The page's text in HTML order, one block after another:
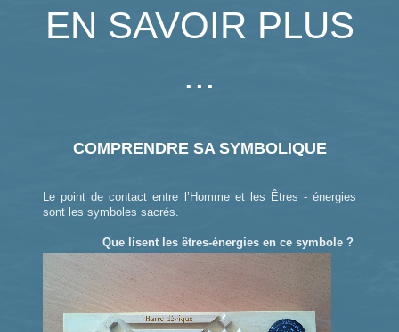
EN SAVOIR PLUS
...
COMPRENDRE SA SYMBOLIQUE
Le point de contact entre l’Homme et les Êtres - énergies
sont les symboles sacrés.
Que lisent les êtres-énergies en ce symbole ?